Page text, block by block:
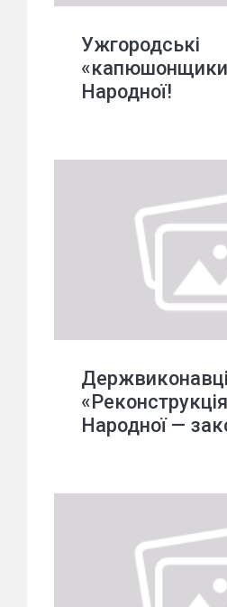
Ужгородські
Народної!
Народної —